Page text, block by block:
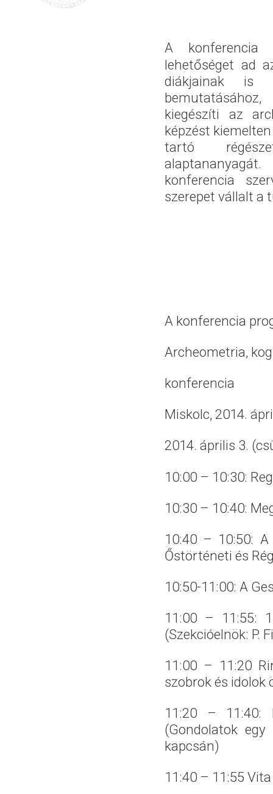
A konferencia
lehetőséget ad
diákjainak is
kiegészíti az
képzést
tartó
konferencia
szerepet vállalt a
A konferencia
Archeometria,
konferencia
Miskolc, 2014.
2014. április 3.
10:00 – 10:30:
10:30 – 10:40:
10:40 – 10:50:
Őstörténeti és
10:50-11:00: A
11:00 – 11:55:
(Szekcióelnök: P.
11:00 – 11:20
szobrok és idolok
11:20 – 11:40:
(Gondolatok
kapcsán)
11:40 – 11:55 Vita